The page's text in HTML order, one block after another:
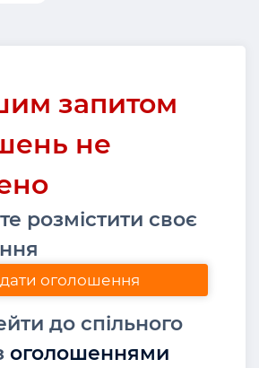
запитом
не
розмістити своє
оголошення
до спільного
оголошеннями